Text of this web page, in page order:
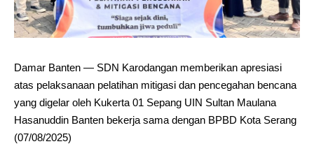
Damar Banten — SDN Karodangan memberikan apresiasi
atas pelaksanaan pelatihan mitigasi dan pencegahan bencana
yang digelar oleh Kukerta 01 Sepang UIN Sultan Maulana
Hasanuddin Banten bekerja sama dengan BPBD Kota Serang
(07/08/2025)